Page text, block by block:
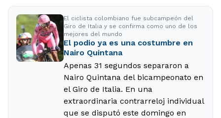
El ciclista colombiano fue subcampeón del
Giro de Italia y se confirma como uno de los
mejores del mundo
El podio ya es una costumbre en
Nairo Quintana
Apenas 31 segundos separaron a
Nairo Quintana del bicampeonato en
el Giro de Italia. En una
extraordinaria contrarreloj individual
que se disputó este domingo en